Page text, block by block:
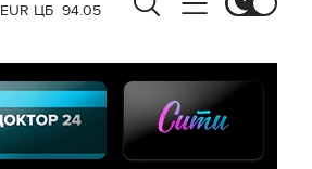
EUR ЦБ 94.05